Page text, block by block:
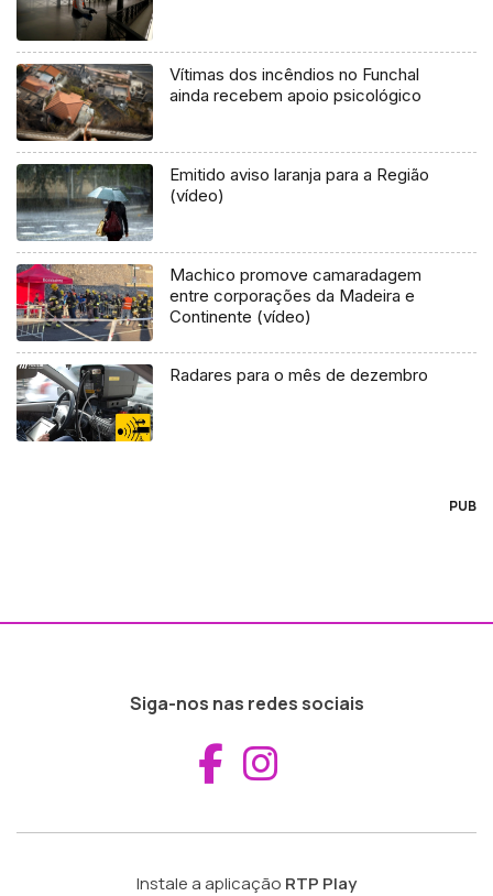
Vítimas dos incêndios no Funchal
ainda recebem apoio psicológico
Emitido aviso laranja para a Região
(vídeo)
Machico promove camaradagem
entre corporações da Madeira e
Continente (vídeo)
Radares para o mês de dezembro
PUB
Siga-nos nas redes sociais
Aceder ao
Instale a aplicação RTP Play